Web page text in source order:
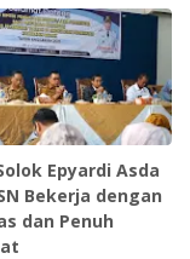
Epyardi Asda
Bekerja dengan
dan Penuh